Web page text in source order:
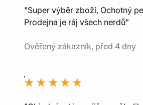
"Super výběr zboží, Ochotný
Prodejna je ráj všech nerdů"
Ověřený zákazník, před 4 dny